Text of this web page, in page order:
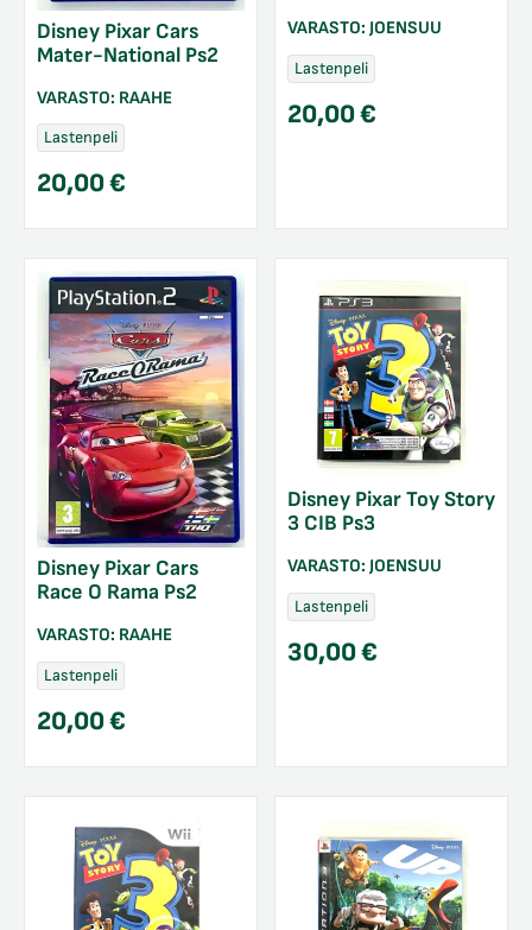
Disney Pixar Cars
Mater-National Ps2
VARASTO: RAAHE
Lastenpeli
20,00€
VARASTO: JOENSUU
Lastenpeli
20,00€
Disney Pixar Cars
Race O Rama Ps2
VARASTO: RAAHE
Lastenpeli
20,00€
Disney Pixar Toy Story
3 CIB Ps3
VARASTO: JOENSUU
Lastenpeli
30,00€